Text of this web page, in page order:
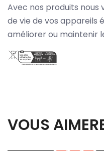
Avec nos produits nous
de vie de vos appareils
améliorer ou maintenir
VOUS